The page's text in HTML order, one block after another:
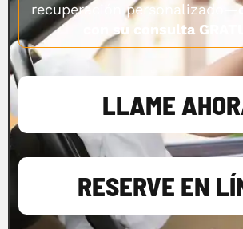
recuperación personalizado—
con su consulta
LLAME
RESERVE EN